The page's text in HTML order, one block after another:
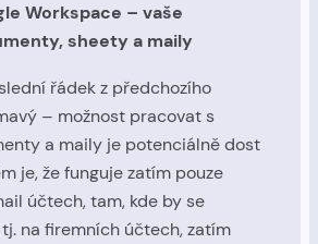
Workspace – vaše
sheety a maily
řádek z předchozího
– možnost pracovat s
a maily je potenciálně dost
je, že funguje zatím pouze
účtech, tam, kde by se
na firemních účtech, zatím